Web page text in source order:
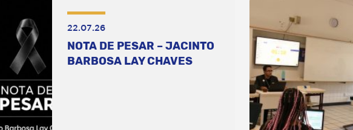
22.07.26
NOTA DE PESAR – JACINTO
BARBOSA LAY CHAVES